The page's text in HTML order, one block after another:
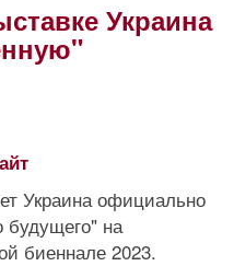
Украина
Украина официально
будущего" на
биеннале 2023.